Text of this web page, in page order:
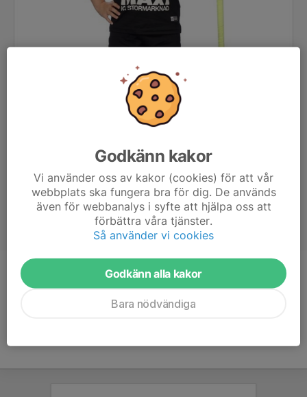
Ålder 12 år
Godkänn kakor
Vi använder oss av kakor (cookies) för att vår
webbplats ska fungera bra för dig. De används
även för webbanalys i syfte att hjälpa oss att
förbättra våra tjänster.
Så använder vi cookies
Godkänn alla kakor
Bara nödvändiga